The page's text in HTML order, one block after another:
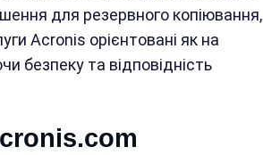
для резервного копіювання,
Acronis орієнтовані як на
безпеку та відповідність